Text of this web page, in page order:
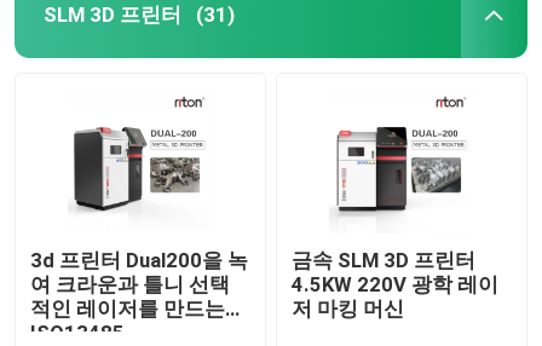
SLM 3D 프린터 (31)
3d 프린터 Dual200을 녹
여 크라운과 틀니 선택
적인 레이저를 만드는
ISO13485
금속 SLM 3D 프린터
4.5KW 220V 광학 레이
저 마킹 머신